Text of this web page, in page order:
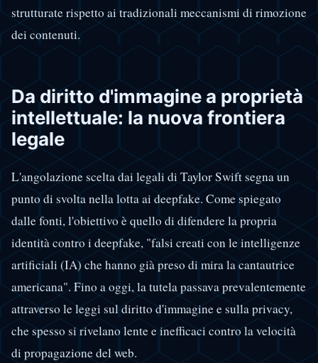
strutturate rispetto ai tradizionali meccanismi di rimozione
dei contenuti.
Da diritto d'immagine a proprietà
intellettuale: la nuova frontiera
legale
L'angolazione scelta dai legali di Taylor Swift segna un
punto di svolta nella lotta ai deepfake. Come spiegato
dalle fonti, l'obiettivo è quello di difendere la propria
identità contro i deepfake, "falsi creati con le intelligenze
artificiali (IA) che hanno già preso di mira la cantautrice
americana". Fino a oggi, la tutela passava prevalentemente
attraverso le leggi sul diritto d'immagine e sulla privacy,
che spesso si rivelano lente e inefficaci contro la velocità
di propagazione del web.